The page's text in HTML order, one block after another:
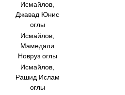
Исмайлов,
Джавад Юнис
оглы
Исмайлов,
Мамедали
Новруз оглы
Исмайлов,
Рашид Ислам
оглы